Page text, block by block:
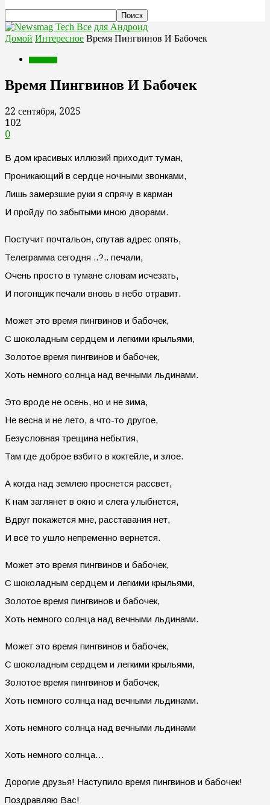
Все для Андроид
Домой Интересное Время Пингвинов И Бабочек
Время Пингвинов И Бабочек
22 сентября, 2025
102
0
В дом красивых иллюзий приходит туман,
Проникающий в сердце ночными звонками,
Лишь замерзшие руки я спрячу в карман
И пройду по забытыми мною дворами.
Постучит почтальон, спутав адрес опять,
Телеграмма сегодня ..?.. печали,
Очень просто в тумане словам исчезать,
И погонщик печали вновь в небо отравит.
Может это время пингвинов и бабочек,
С шоколадным сердцем и легкими крыльями,
Золотое время пингвинов и бабочек,
Хоть немного солнца над вечными льдинами.
Это вроде не осень, но и не зима,
Не весна и не лето, а что-то другое,
Безусловная трещина небытия,
Там где доброе взбито в коктейле, и злое.
А когда над землею проснется рассвет,
К нам заглянет в окно и слега улыбнется,
Вдруг покажется мне, расставания нет,
И всё то ушло непременно вернется.
Может это время пингвинов и бабочек,
С шоколадным сердцем и легкими крыльями,
Золотое время пингвинов и бабочек,
Хоть немного солнца над вечными льдинами.
Может это время пингвинов и бабочек,
С шоколадным сердцем и легкими крыльями,
Золотое время пингвинов и бабочек,
Хоть немного солнца над вечными льдинами.
Хоть немного солнца над вечными льдинами
Хоть немного солнца…
Дорогие друзья! Наступило время пингвинов и бабочек!
Поздравляю Вас!